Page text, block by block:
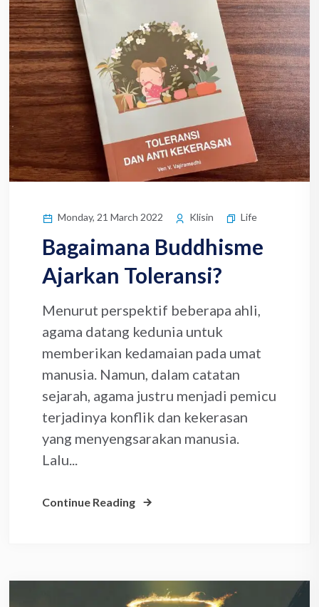
Monday, 21 March 2022 Klisin Life
Bagaimana Buddhisme
Ajarkan Toleransi?
Menurut perspektif beberapa ahli,
agama datang kedunia untuk
memberikan kedamaian pada umat
manusia. Namun, dalam catatan
sejarah, agama justru menjadi pemicu
terjadinya konflik dan kekerasan
yang menyengsarakan manusia.
Lalu...
Continue Reading